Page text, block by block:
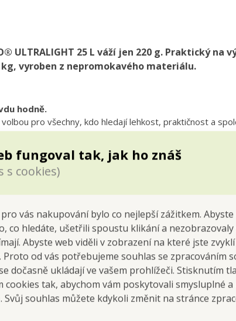
fungoval tak, jak ho znáš
s cookies)
vás nakupování bylo co nejlepší zážitkem. Abyste
co hledáte, ušetřili spoustu klikání a nezobrazovaly
Abyste web viděli v zobrazení na které jste
od vás potřebujeme souhlas se zpracováním
dočasně ukládají ve vašem prohlížeči. Stisknutím
cookies tak, abychom vám poskytovali smysluplné
Svůj souhlas můžete kdykoli změnit na stránce
ULTRALIGHT 25 L váží jen 220 g. Praktický na
kg, vyroben z nepromokavého materiálu.
hodně.
pro všechny, kdo hledají lehkost, praktičnost a
chytrému skládacímu systému se snadno vejde do
na turistiku, sport i cestování.
kapsou, malá kapsa na zip, dvě postranní síťky na láhve.
bundu nebo podložku.
se každému.
batohu.
obsah před vlhkostí.
i těžší náklad.